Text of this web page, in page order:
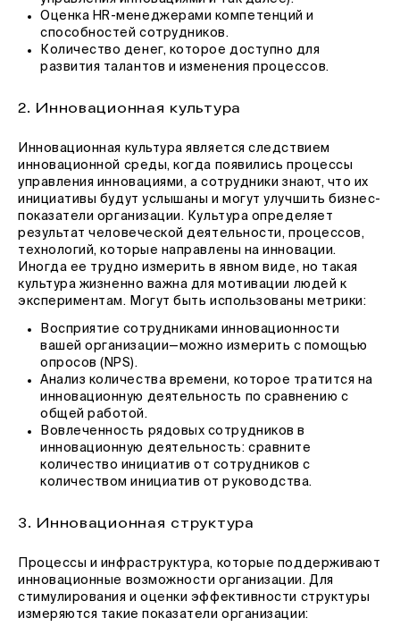
Оценка HR-менеджерами компетенций и
способностей сотрудников.
Количество денег, которое доступно для
развития талантов и изменения процессов.
2. Инновационная культура
Инновационная культура является следствием
инновационной среды, когда появились процессы
управления инновациями, а сотрудники знают, что их
инициативы будут услышаны и могут улучшить бизнес-
показатели организации. Культура определяет
результат человеческой деятельности, процессов,
технологий, которые направлены на инновации.
Иногда ее трудно измерить в явном виде, но такая
культура жизненно важна для мотивации людей к
экспериментам. Могут быть использованы метрики:
Восприятие сотрудниками инновационности
вашей организации—можно измерить с помощью
опросов (NPS).
Анализ количества времени, которое тратится на
инновационную деятельность по сравнению с
общей работой.
Вовлеченность рядовых сотрудников в
инновационную деятельность: сравните
количество инициатив от сотрудников с
количеством инициатив от руководства.
3. Инновационная структура
Процессы и инфраструктура, которые поддерживают
инновационные возможности организации. Для
стимулирования и оценки эффективности структуры
измеряются такие показатели организации: